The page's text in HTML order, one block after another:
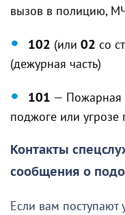
вызов в полицию,
102 (или 02 со
(дежурная часть)
101 — Пожарная
поджоге или угрозе
Контакты
сообщения о
Если вам поступают